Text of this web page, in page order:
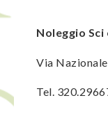
Noleggio Sci
Via
Tel.